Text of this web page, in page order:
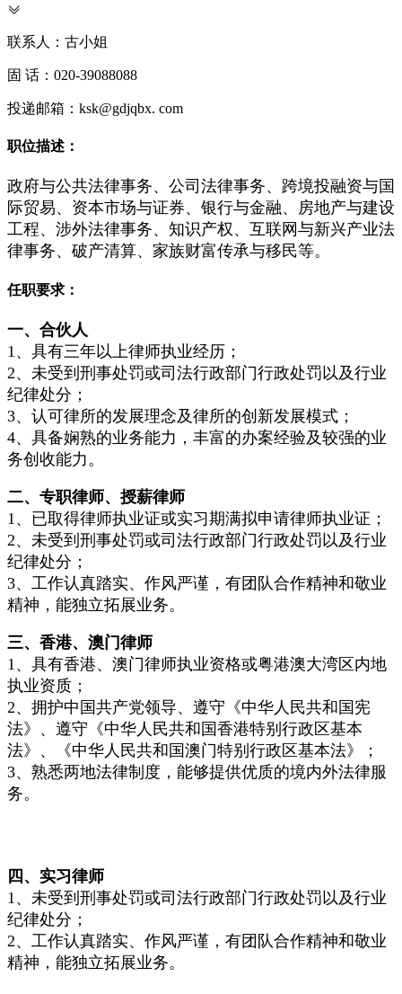
联系人： 古小姐
固 话： 020-39088088
投递邮箱：ksk@gdjqbx. com
职位描述：
政府与公共法律事务、公司法律事务、跨境投融资与国
际贸易、资本市场与证券、银行与金融、房地产与建设
工程、涉外法律事务、知识产权、互联网与新兴产业法
律事务、破产清算、家族财富传承与移民等。
任职要求：
一、合伙人
1、具有三年以上律师执业经历；
2、未受到刑事处罚或司法行政部门行政处罚以及行业
纪律处分；
3、认可律所的发展理念及律所的创新发展模式；
4、具备娴熟的业务能力，丰富的办案经验及较强的业
务创收能力。
二、专职律师、授薪律师
1、已取得律师执业证或实习期满拟申请律师执业证；
2、未受到刑事处罚或司法行政部门行政处罚以及行业
纪律处分；
3、工作认真踏实、作风严谨，有团队合作精神和敬业
精神，能独立拓展业务。
三、香港、澳门律师
1、具有香港、澳门律师执业资格或粤港澳大湾区内地
执业资质；
2、拥护中国共产党领导、遵守《中华人民共和国宪
法》、遵守《中华人民共和国香港特别行政区基本
法》、《中华人民共和国澳门特别行政区基本法》；
3、熟悉两地法律制度，能够提供优质的境内外法律服
务。
四、实习律师
1、未受到刑事处罚或司法行政部门行政处罚以及行业
纪律处分；
2、工作认真踏实、作风严谨，有团队合作精神和敬业
精神，能独立拓展业务。